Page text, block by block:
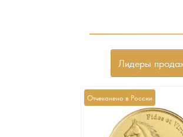
Лидеры
Отчеканено в России